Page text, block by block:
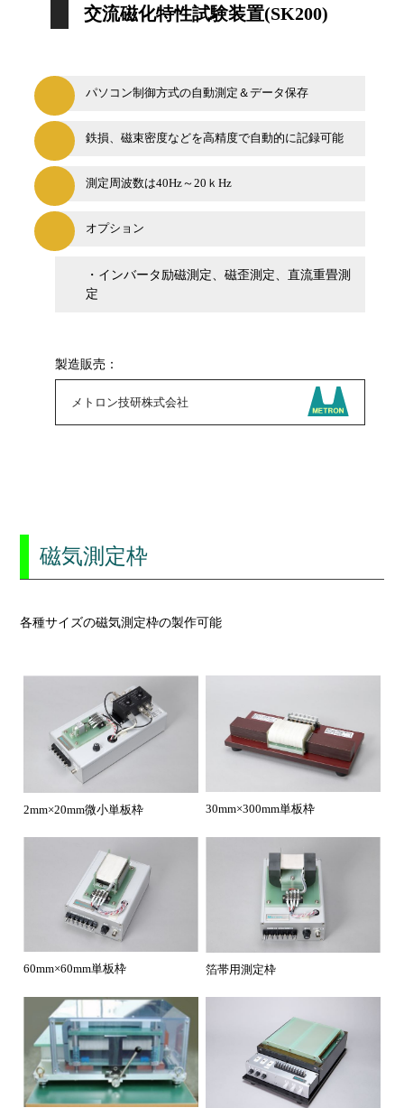
交流磁化特性試験装置(SK200)
パソコン制御方式の自動測定＆データ保存
鉄損、磁束密度などを高精度で自動的に記録可能
測定周波数は40Hz～20ｋHz
オプション
・インバータ励磁測定、磁歪測定、直流重畳測
定
製造販売：
メトロン技研株式会社
磁気測定枠
各種サイズの磁気測定枠の製作可能
2mm×20mm微小単板枠 30mm×300mm単板枠
60mm×60mm単板枠 箔帯用測定枠